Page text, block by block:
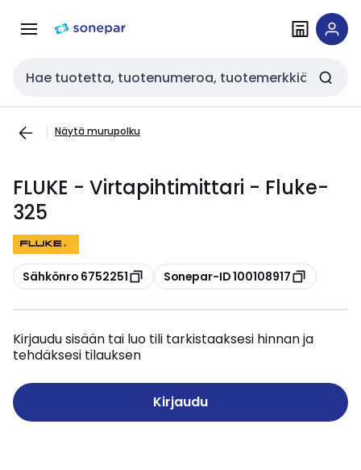
navigointiinsisältöön
Haku
Näytä murupolku
FLUKE - Virtapihtimittari - Fluke-
325
Kopioi
Sähkönro 6752251 Kopioi
Sonepar-ID 100108917
Kirjaudu sisään tai luo tili tarkistaaksesi hinnan ja
tehdäksesi tilauksen
Kirjaudu